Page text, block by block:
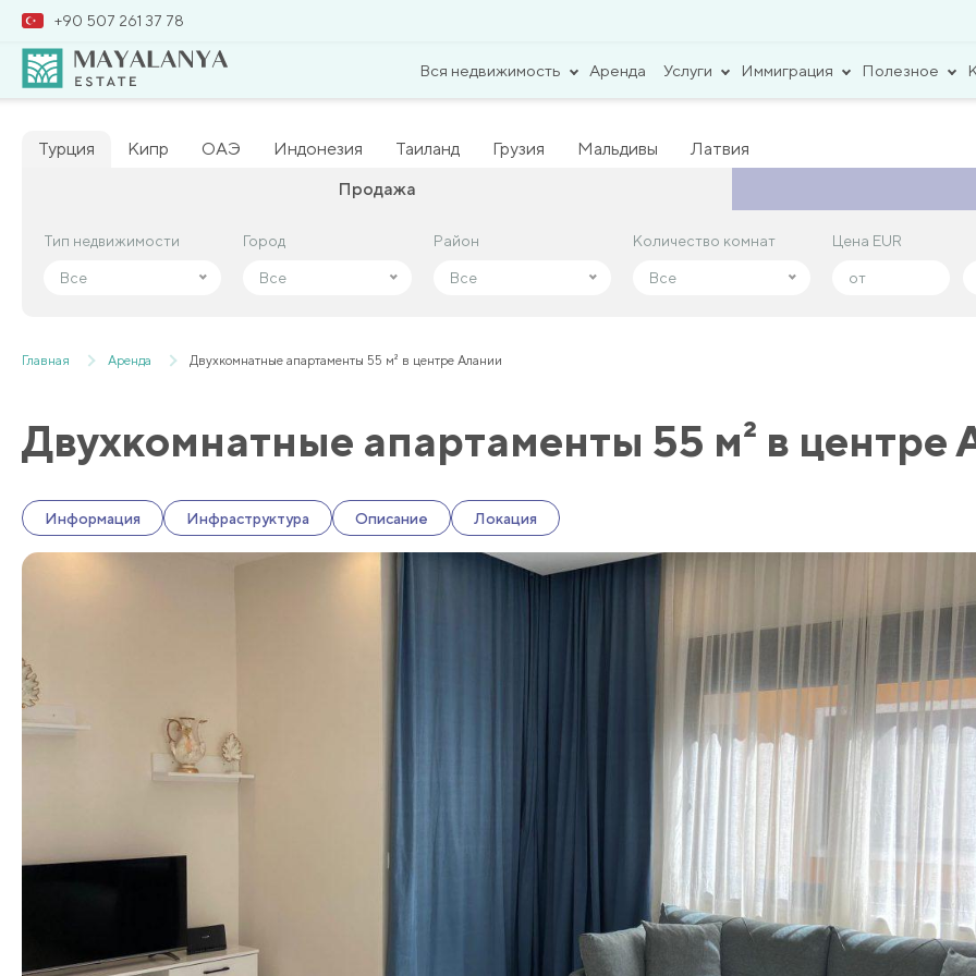
+90 507 261 37 78
Вся недвижимость Аренда Услуги Иммиграция Полезное
Турция Кипр ОАЭ Индонезия Таиланд Грузия Мальдивы
Латвия
Продажа
Тип недвижимости
Все
Город
Все
Район
Все
Количество комнат
Все
Цена EUR
Тип недвижимости
Все
Город
Все
Район
Все
Количество комнат
Все
Цена EUR
Главная Аренда Двухкомнатные апартаменты 55 м² в центре Алании
Двухкомнатные апартаменты 55 м² в центре
Информация Инфраструктура Описание Локация